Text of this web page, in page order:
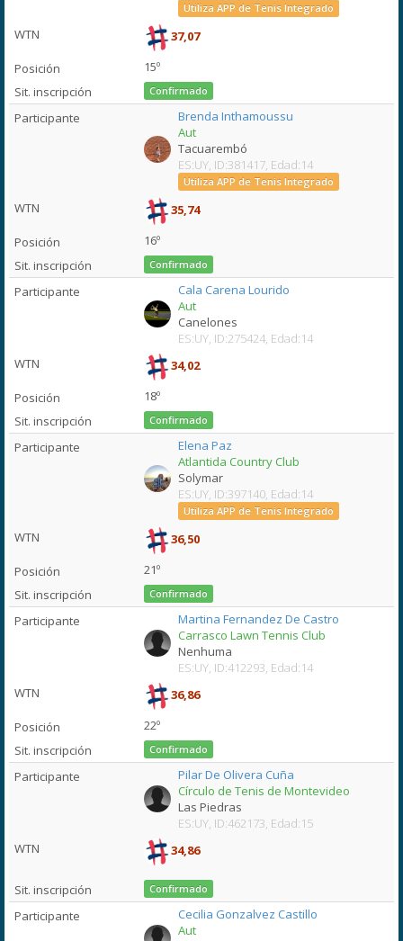
Utiliza APP de Tenis Integrado
37,07
15º
Confirmado
Brenda Inthamoussu
Aut
Tacuarembó
ES:UY, ID:381417, Edad:14
Utiliza APP de Tenis Integrado
35,74
16º
Confirmado
Cala Carena Lourido
Aut
Canelones
ES:UY, ID:275424, Edad:14
34,02
18º
Confirmado
Elena Paz
Atlantida Country Club
Solymar
ES:UY, ID:397140, Edad:14
Utiliza APP de Tenis Integrado
36,50
21º
Confirmado
Martina Fernandez De Castro
Carrasco Lawn Tennis Club
Nenhuma
ES:UY, ID:412293, Edad:14
36,86
22º
Confirmado
Pilar De Olivera Cuña
Círculo de Tenis de Montevideo
Las Piedras
ES:UY, ID:462173, Edad:15
34,86
Confirmado
Cecilia Gonzalvez Castillo
Aut